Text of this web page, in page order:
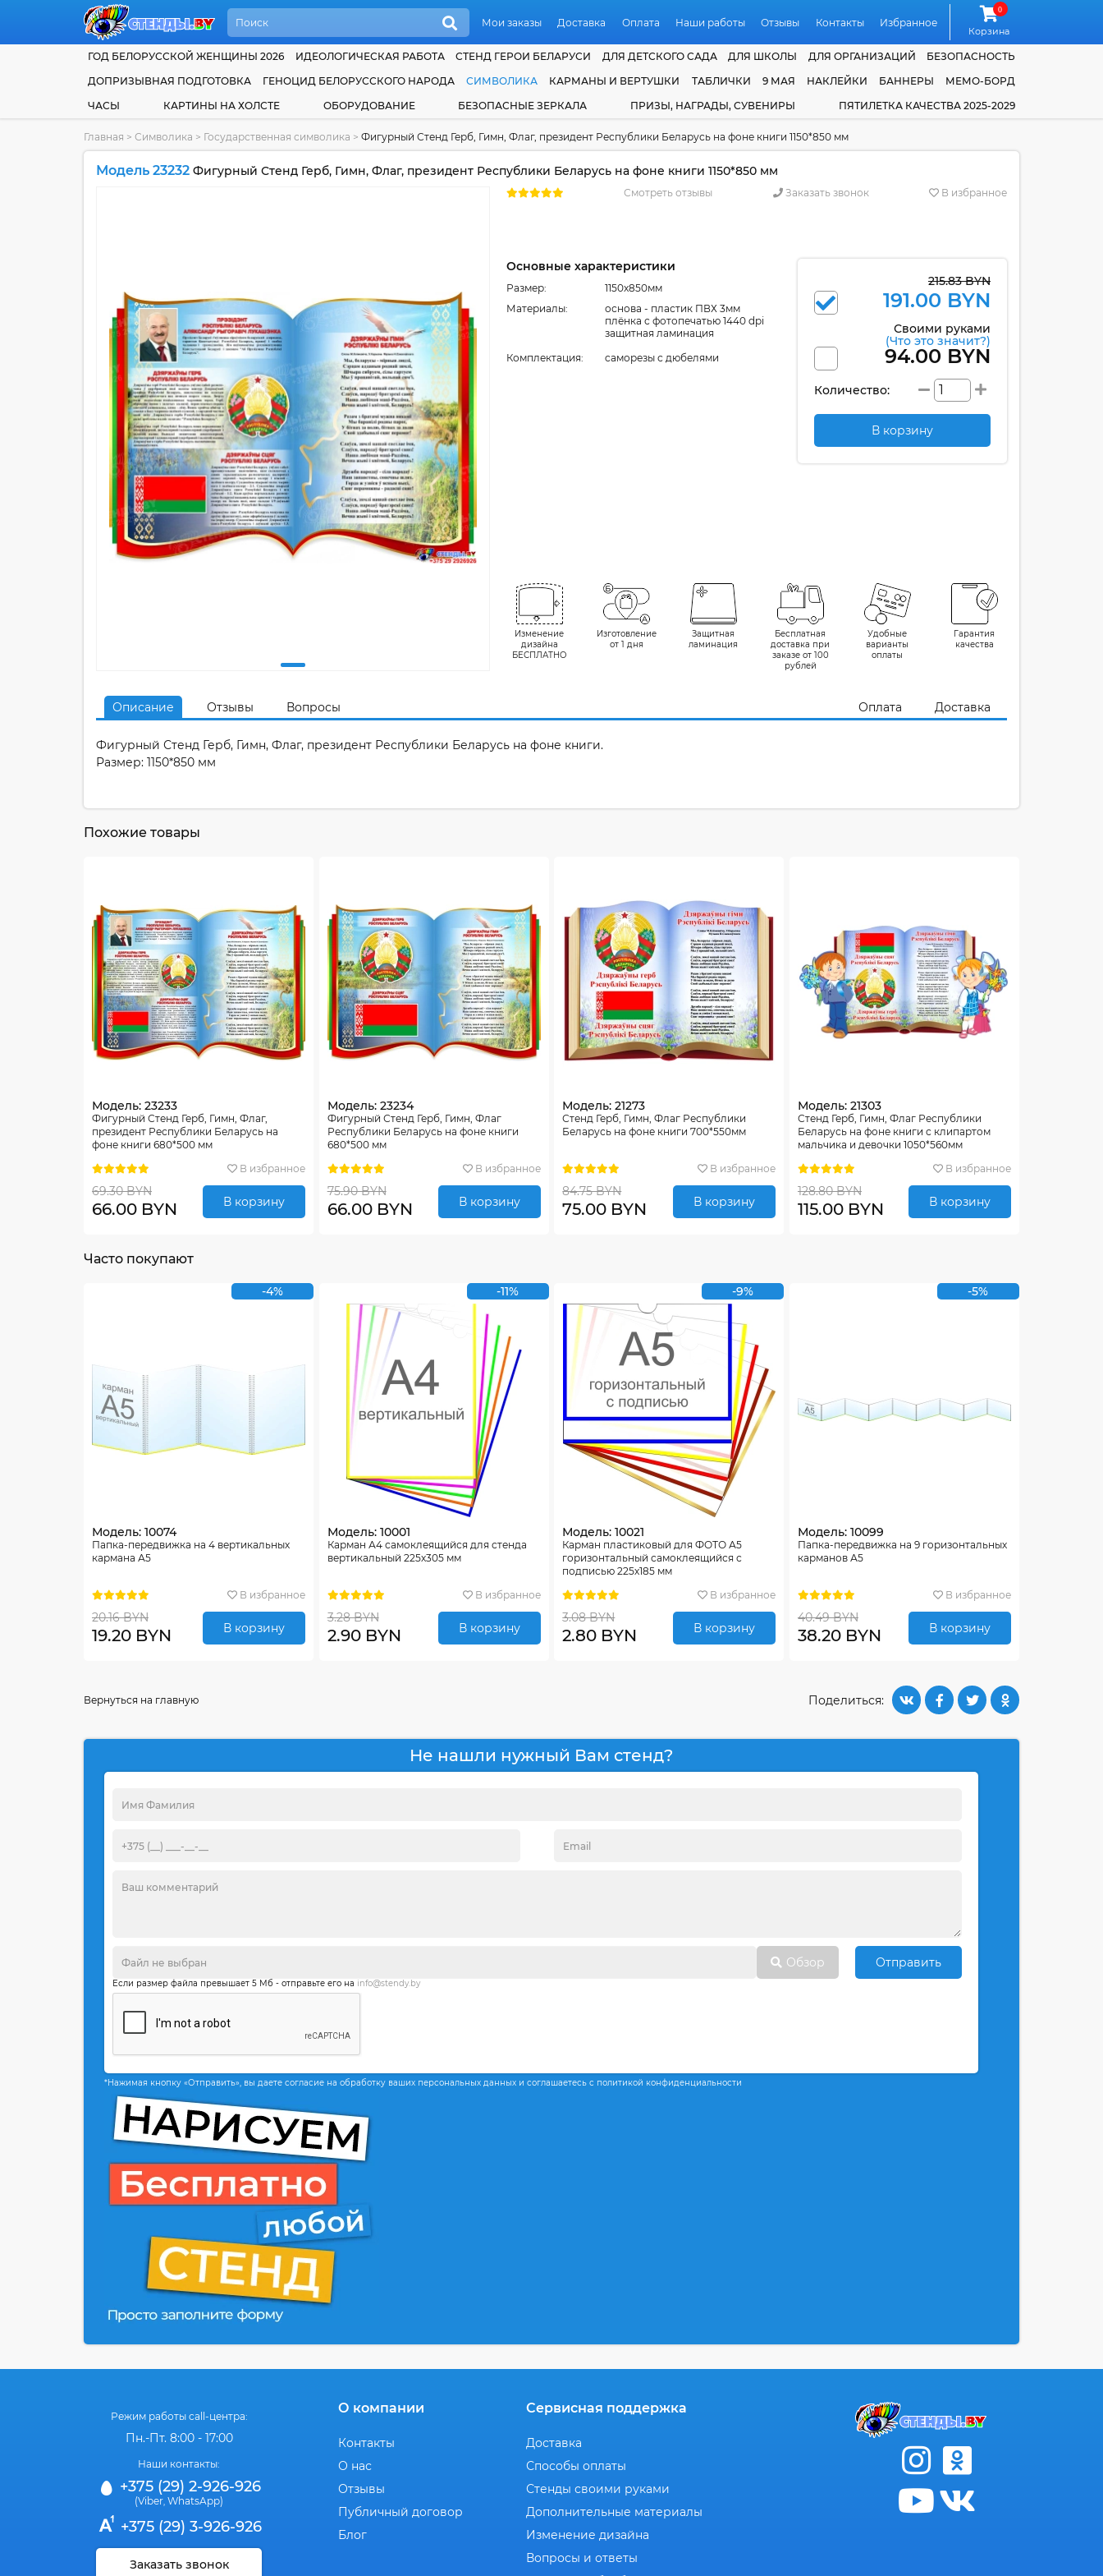
Мои заказы Доставка Оплата Наши работы Отзывы Контакты Избранное
0
Корзина
ГОД БЕЛОРУССКОЙ ЖЕНЩИНЫ 2026 ИДЕОЛОГИЧЕСКАЯ РАБОТА СТЕНД ГЕРОИ БЕЛАРУСИ ДЛЯ ДЕТСКОГО САДА ДЛЯ ШКОЛЫ ДЛЯ ОРГАНИЗАЦИЙ
БЕЗОПАСНОСТЬ
ДОПРИЗЫВНАЯ ПОДГОТОВКА
ГЕНОЦИД БЕЛОРУССКОГО НАРОДА СИМВОЛИКА КАРМАНЫ И ВЕРТУШКИ ТАБЛИЧКИ 9 МАЯ НАКЛЕЙКИ БАННЕРЫ
МЕМО-БОРД
ЧАСЫ
КАРТИНЫ НА ХОЛСТЕ ОБОРУДОВАНИЕ БЕЗОПАСНЫЕ ЗЕРКАЛА ПРИЗЫ, НАГРАДЫ, СУВЕНИРЫ ПЯТИЛЕТКА КАЧЕСТВА 2025-2029
Главная > Символика > Государственная символика > Фигурный Стенд Герб, Гимн, Флаг, президент Республики Беларусь на фоне книги 1150*850 мм
Модель 23232 Фигурный Стенд Герб, Гимн, Флаг, президент Республики Беларусь на фоне книги 1150*850 мм
Смотреть отзывы Заказать звонок В избранное
Основные характеристики
Размер:
1150x850мм
Материалы:
основа - пластик ПВХ 3мм
плёнка с фотопечатью 1440 dpi
защитная ламинация
Комплектация:
cаморезы с дюбелями
215.83 BYN
191.00 BYN
Своими руками
(Что это значит?)
94.00 BYN
Количество:
В корзину
Изменение
дизайна
БЕСПЛАТНО
Изготовление
от 1 дня
Защитная
ламинация
Бесплатная
доставка при
заказе от 100
рублей
Удобные
варианты
оплаты
Гарантия
качества
Описание Отзывы Вопросы Оплата Доставка
Фигурный Стенд Герб, Гимн, Флаг, президент Республики Беларусь на фоне книги.
Размер: 1150*850 мм
Похожие товары
Модель: 23233
Фигурный Стенд Герб, Гимн, Флаг,
президент Республики Беларусь на
фоне книги 680*500 мм
В избранное
69.30 BYN
66.00 BYN В корзину
Модель: 23234
Фигурный Стенд Герб, Гимн, Флаг
Республики Беларусь на фоне книги
680*500 мм
В избранное
75.90 BYN
66.00 BYN В корзину
Модель: 21273
Стенд Герб, Гимн, Флаг Республики
Беларусь на фоне книги 700*550мм
В избранное
84.75 BYN
75.00 BYN В корзину
Модель: 21303
Стенд Герб, Гимн, Флаг Республики
Беларусь на фоне книги с клипартом
мальчика и девочки 1050*560мм
В избранное
128.80 BYN
115.00 BYN В корзину
Часто покупают
-4%
Модель: 10074
Папка-передвижка на 4 вертикальных
кармана А5
В избранное
20.16 BYN
19.20 BYN В корзину
-11%
Модель: 10001
Карман А4 самоклеящийся для стенда
вертикальный 225х305 мм
В избранное
3.28 BYN
2.90 BYN В корзину
-9%
Модель: 10021
Карман пластиковый для ФОТО А5
горизонтальный самоклеящийся с
подписью 225х185 мм
В избранное
3.08 BYN
2.80 BYN В корзину
-5%
Модель: 10099
Папка-передвижка на 9 горизонтальных
карманов А5
В избранное
40.49 BYN
38.20 BYN В корзину
Поделиться:
Вернуться на главную
Не нашли нужный Вам стенд?
Обзор Отправить
Если размер файла превышает 5 Мб - отправьте его на info@stendy.by
*Нажимая кнопку «Отправить», вы даете согласие на обработку ваших персональных данных и соглашаетесь с политикой конфиденциальности
Режим работы call-центра:
Пн.-Пт. 8:00 - 17:00
Наши контакты:
+375 (29) 2-926-926
(Viber, WhatsApp)
+375 (29) 3-926-926
Заказать звонок
О компании
Контакты
О нас
Отзывы
Публичный договор
Блог
Сервисная поддержка
Доставка
Способы оплаты
Стенды своими руками
Дополнительные материалы
Изменение дизайна
Вопросы и ответы